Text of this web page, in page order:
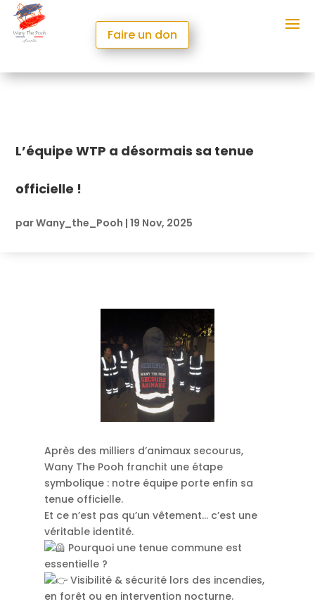
Faire un don
L’équipe WTP a désormais sa tenue
officielle !
parWany_the_Pooh |19 Nov, 2025
Après des milliers d’animaux secourus,
Wany The Pooh franchit une étape
symbolique : notre équipe porte enfin sa
tenue officielle.
Et ce n’est pas qu’un vêtement… c’est une
véritable identité.
Pourquoi une tenue commune est
essentielle ?
Visibilité & sécurité lors des incendies,
en forêt ou en intervention nocturne.